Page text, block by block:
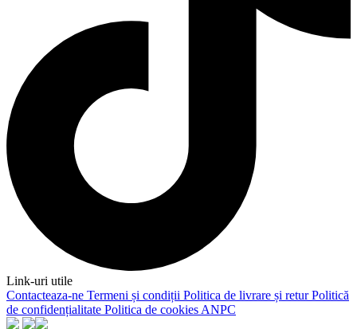
Link-uri utile
Contacteaza-ne Termeni și condiții Politica de livrare și returPolitică
de confidențialitate Politica de cookies ANPC